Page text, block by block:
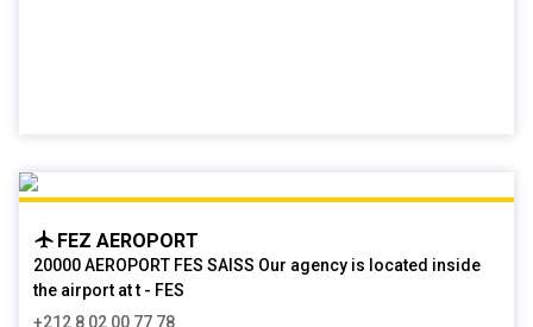
FEZ AEROPORT
20000 AEROPORT FES SAISS Our agency is located inside
the airport at t - FES
+212 8 02 00 77 78